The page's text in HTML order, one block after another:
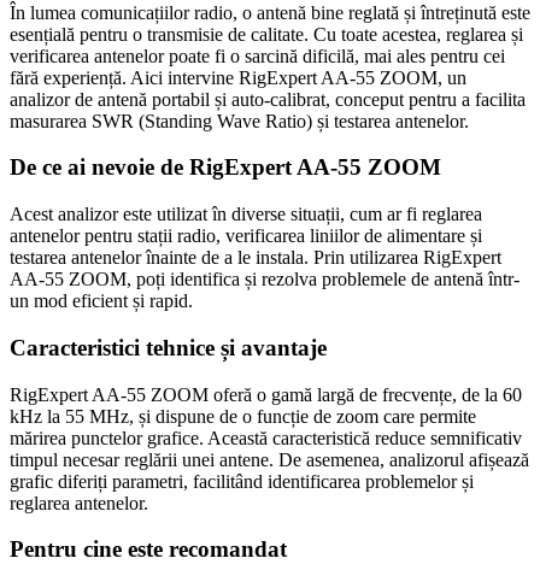
În lumea comunicațiilor radio, o antenă bine reglată și întreținută este
esențială pentru o transmisie de calitate. Cu toate acestea, reglarea și
verificarea antenelor poate fi o sarcină dificilă, mai ales pentru cei
fără experiență. Aici intervine RigExpert AA-55 ZOOM, un
analizor de antenă portabil și auto-calibrat, conceput pentru a facilita
masurarea SWR (Standing Wave Ratio) și testarea antenelor.
De ce ai nevoie de RigExpert AA-55 ZOOM
Acest analizor este utilizat în diverse situații, cum ar fi reglarea
antenelor pentru stații radio, verificarea liniilor de alimentare și
testarea antenelor înainte de a le instala. Prin utilizarea RigExpert
AA-55 ZOOM, poți identifica și rezolva problemele de antenă într-
un mod eficient și rapid.
Caracteristici tehnice și avantaje
RigExpert AA-55 ZOOM oferă o gamă largă de frecvențe, de la 60
kHz la 55 MHz, și dispune de o funcție de zoom care permite
mărirea punctelor grafice. Această caracteristică reduce semnificativ
timpul necesar reglării unei antene. De asemenea, analizorul afișează
grafic diferiți parametri, facilitând identificarea problemelor și
reglarea antenelor.
Pentru cine este recomandat